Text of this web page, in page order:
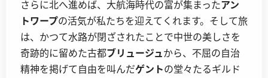
さらに北へ進めば、大航海時代の富が集まったアン
トワープの活気が私たちを迎えてくれます。そして旅
は、かつて水路が閉ざされたことで中世の美しさを
奇跡的に留めた古都ブリュージュから、不屈の自治
精神を掲げて自由を叫んだゲントの堂々たるギルド